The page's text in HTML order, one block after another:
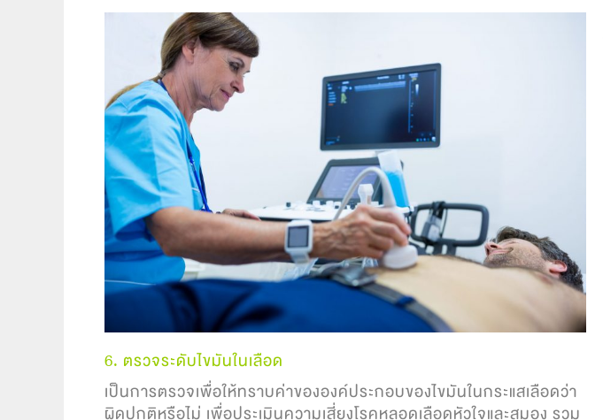
6. ตรวจระดับไขมันในเลือด
เป็นการตรวจเพื่อให้ทราบค่าขององค์ประกอบของไขมันในกระแสเลือดว่า
ผิดปกติหรือไม่ เพื่อประเมินความเสี่ยงโรคหลอดเลือดหัวใจและสมอง รวม